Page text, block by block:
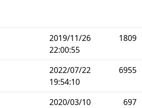
2019/11/26
22:00:55
1809
2022/07/22
19:54:10
6955
2020/03/10
697